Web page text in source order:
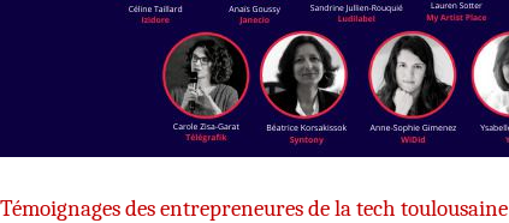
Témoignages des entrepreneures de la tech toulousaine